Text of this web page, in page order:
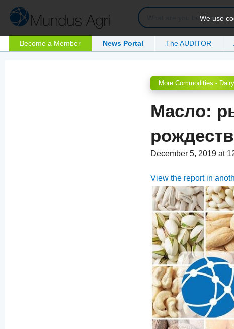
Become a Member News Portal The AUDITOR
We use
More Commodities -
Масло:
December 5, 2019 at
View the report in